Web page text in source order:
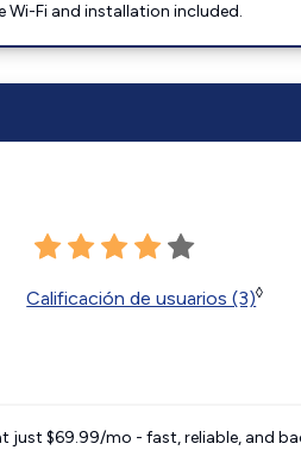
Wi-Fi and installation included.
Calificación de usuarios (3)◊
just $69.99/mo - fast, reliable, and